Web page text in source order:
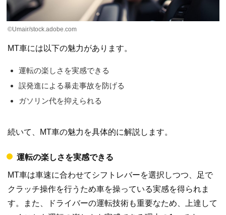
©Umair/stock.adobe.com
MT車には以下の魅力があります。
運転の楽しさを実感できる
誤発進による暴走事故を防げる
ガソリン代を抑えられる
続いて、MT車の魅力を具体的に解説します。
運転の楽しさを実感できる
MT車は車速に合わせてシフトレバーを選択しつつ、足で
クラッチ操作を行うため車を操っている実感を得られま
す。また、ドライバーの運転技術も重要なため、上達して